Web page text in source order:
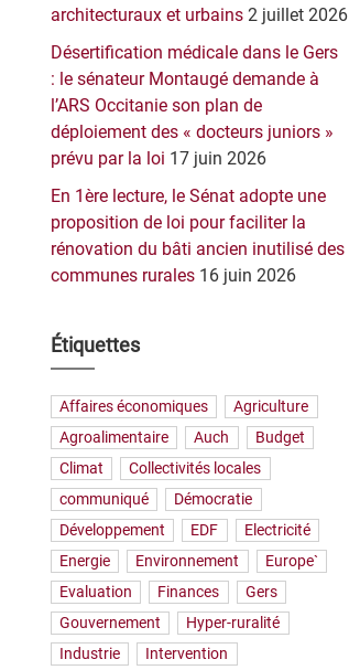
architecturaux et urbains 2 juillet 2026
Désertification médicale dans le Gers
: le sénateur Montaugé demande à
l’ARS Occitanie son plan de
déploiement des « docteurs juniors »
prévu par la loi 17 juin 2026
En 1ère lecture, le Sénat adopte une
proposition de loi pour faciliter la
rénovation du bâti ancien inutilisé des
communes rurales 16 juin 2026
Étiquettes
Affaires économiques
Agriculture
Agroalimentaire
Auch
Budget
Climat
Collectivités locales
communiqué
Démocratie
Développement
EDF
Electricité
Energie
Environnement
Europe`
Evaluation
Finances
Gers
Gouvernement
Hyper-ruralité
Industrie
Intervention